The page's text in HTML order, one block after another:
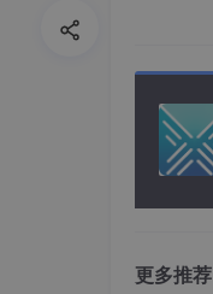
更多推荐